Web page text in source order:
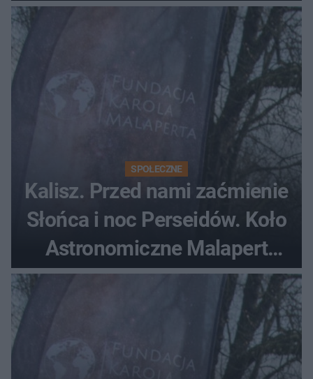
SPOŁECZNE
Kalisz. Przed nami zaćmienie
Słońca i noc Perseidów. Koło
Astronomiczne Malapert
zaprasza na wspólne